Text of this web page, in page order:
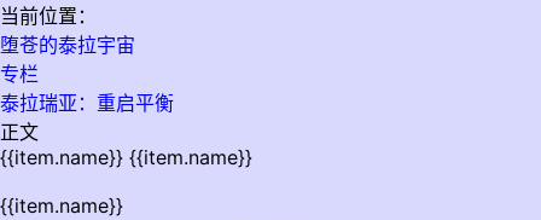
当前位置：
堕苍的泰拉宇宙
专栏
泰拉瑞亚：重启平衡
正文
{{item.name}} {{item.name}}
{{item.name}}